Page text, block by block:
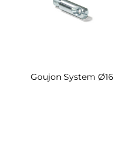
Goujon System Ø16